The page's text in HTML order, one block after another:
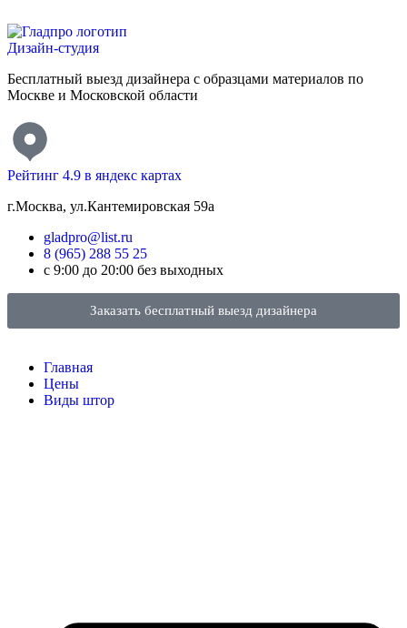
Дизайн-студия
Бесплатный выезд дизайнера с образцами материалов по
Москве и Московской области
Рейтинг 4.9 в яндекс картах
г.Москва, ул.Кантемировская 59а
gladpro@list.ru
8 (965) 288 55 25
с 9:00 до 20:00 без выходных
Заказать бесплатный выезд дизайнера
Главная
Цены
Виды штор